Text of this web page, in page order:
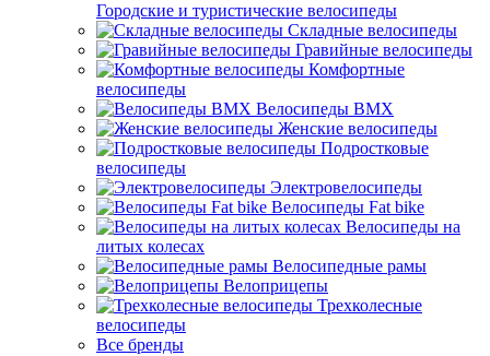
Городские и туристические велосипеды
Складные велосипеды
Гравийные велосипеды
Комфортные
велосипеды
Велосипеды BMX
Женские велосипеды
Подростковые
велосипеды
Электровелосипеды
Велосипеды Fat bike
Велосипеды на
литых колесах
Велосипедные рамы
Велоприцепы
Трехколесные
велосипеды
Все бренды